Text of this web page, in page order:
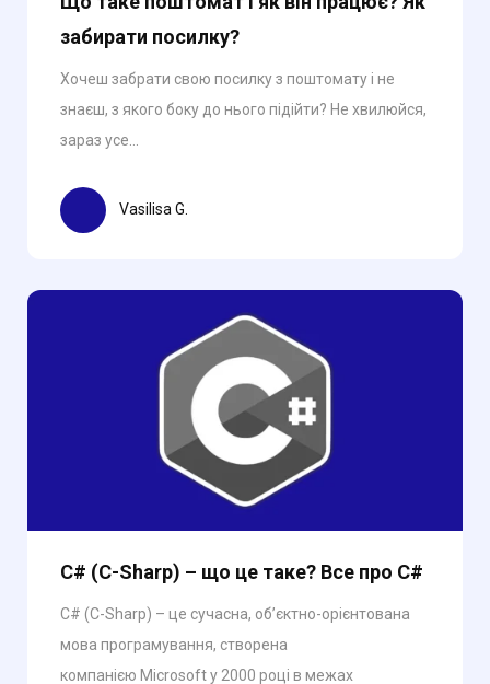
забирати посилку?
Хочеш забрати свою посилку з поштомату і не
знаєш, з якого боку до нього підійти? Не хвилюйся,
зараз усе...
Vasilisa G.
C# (C-Sharp) – що це таке? Все про C#
C# (C-Sharp) – це сучасна, об’єктно-орієнтована
мова програмування, створена
компанією Microsoft у 2000 році в межах